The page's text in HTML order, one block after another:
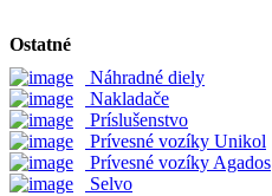
Ostatné
Náhradné diely
Nakladače
Príslušenstvo
Prívesné vozíky Unikol
Prívesné vozíky Agados
Selvo